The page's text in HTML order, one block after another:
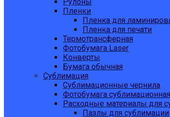
Пленки
Пленка для
Пленка для печати
Термотрансферная
Фотобумага Laser
Конверты
Бумага обычная
Сублимация
Сублимационные чернила
Фотобумага сублимационная
Расходные материалы для
Пазлы для сублимации